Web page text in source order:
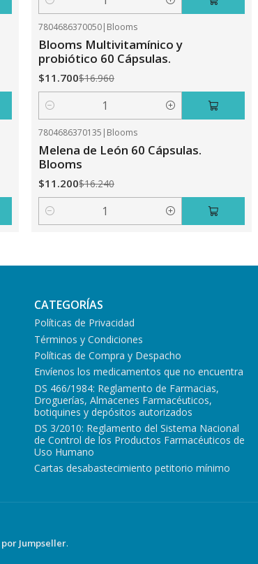
Cantidad
7804686370050| Blooms
Blooms Multivitamínico y
probiótico 60 Cápsulas.
$11.700$16.960
Cantidad
7804686370135 | Blooms
Melena de León 60 Cápsulas.
Blooms
$11.200$16.240
Cantidad
CATEGORÍAS
Políticas de Privacidad
Términos y Condiciones
Políticas de Compra y Despacho
Envíenos los medicamentos que no encuentra
DS 466/1984: Reglamento de Farmacias,
Droguerías, Almacenes Farmacéuticos,
botiquines y depósitos autorizados
DS 3/2010: Reglamento del Sistema Nacional
de Control de los Productos Farmacéuticos de
Uso Humano
Cartas desabastecimiento petitorio mínimo
Jumpseller.